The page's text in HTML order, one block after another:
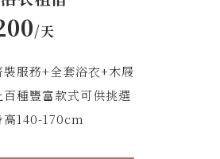
/天
服務+全套浴衣+木屐
種豐富款式可供挑選
140-170cm